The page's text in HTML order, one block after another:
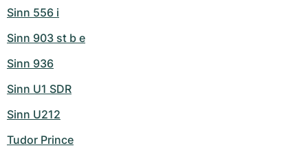
Sinn 556 i
Sinn 903 st b e
Sinn 936
Sinn U1 SDR
Sinn U212
Tudor Prince